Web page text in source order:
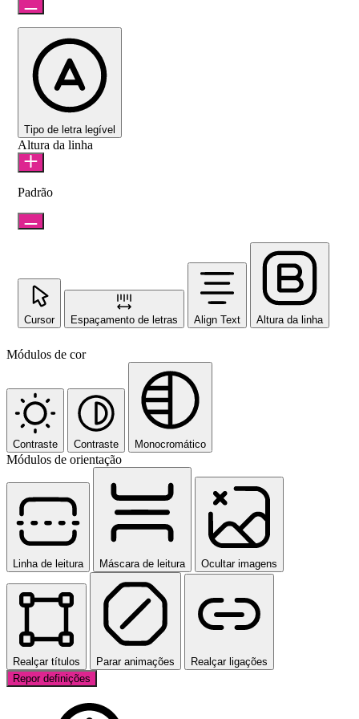
Tipo de letra legível
Altura da linha
Padrão
Cursor Espaçamento de letras Align Text Altura da linha
Módulos de cor
Contraste Contraste Monocromático
Módulos de orientação
Linha de leitura Máscara de leitura Ocultar imagens
Realçar títulos Parar animações
Realçar ligações
Repor definições